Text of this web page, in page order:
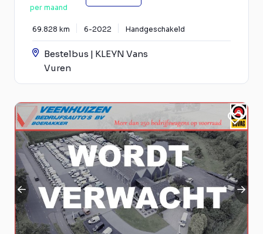
per maand
69.828 km 6-2022 Handgeschakeld
Bestelbus | KLEYN Vans
Vuren